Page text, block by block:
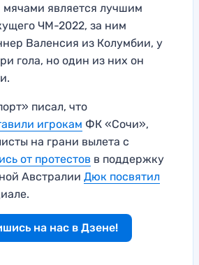
является лучшим
ЧМ-2022, за ним
Валенсия из Колумбии, у
гола, но один из них он
писал, что
игрокам ФК «Сочи»,
на грани вылета с
от протестов в поддержку
Австралии Дюк посвятил
на нас в Дзене!